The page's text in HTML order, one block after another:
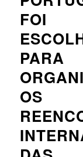
FOI
PARA
OS